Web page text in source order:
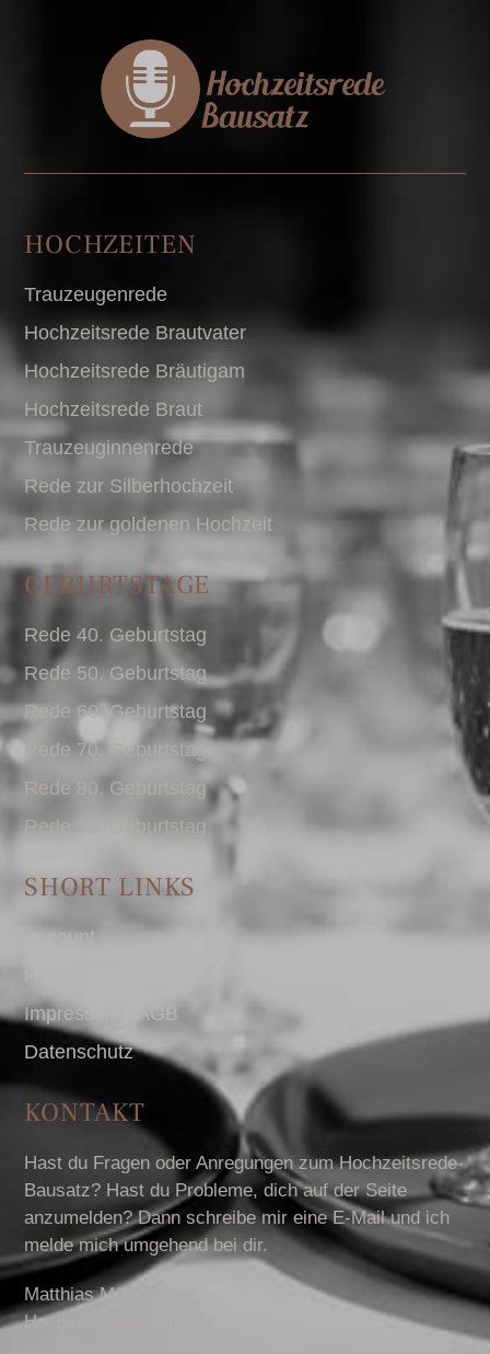
HOCHZEITEN
Trauzeugenrede
Hochzeitsrede Brautvater
Hochzeitsrede Bräutigam
Hochzeitsrede Braut
Trauzeuginnenrede
Rede zur Silberhochzeit
Rede zur goldenen Hochzeit
GEBURTSTAGE
Rede 40. Geburtstag
Rede 50. Geburtstag
Rede 60. Geburtstag
Rede 70. Geburtstag
Rede 80. Geburtstag
Rede 90. Geburtstag
SHORT LINKS
Account
Impressum I AGB
Datenschutz
KONTAKT
Hast du Fragen oder Anregungen zum Hochzeitsrede-
Bausatz? Hast du Probleme, dich auf der Seite
anzumelden? Dann schreibe mir eine E-Mail und ich
melde mich umgehend bei dir.
Matthias Müller-Krey
Hochzeitsrede-Bausatz